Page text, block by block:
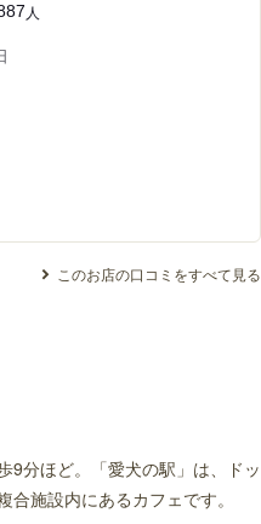
人
このお店の口コミをすべて見る
9分ほど。「愛犬の駅」は、ドッ
合施設内にあるカフェです。